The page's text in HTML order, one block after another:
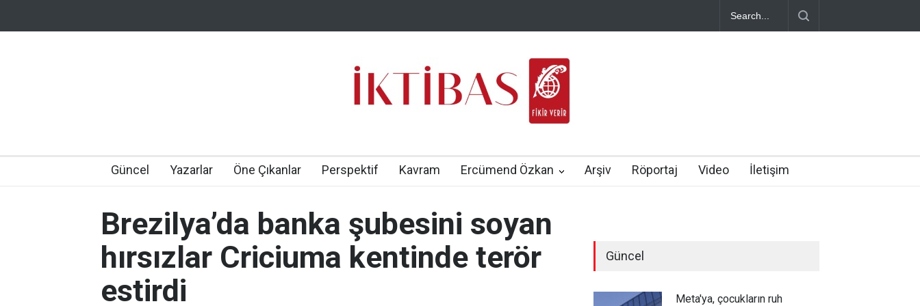
Güncel Yazarlar Öne Çıkanlar Perspektif Kavram Ercümend Özkan Arşiv Röportaj Video İletişim
Brezilya’da banka şubesini soyan
hırsızlar Criciuma kentinde terör
estirdi
Güncel
Meta'ya, çocukların ruh